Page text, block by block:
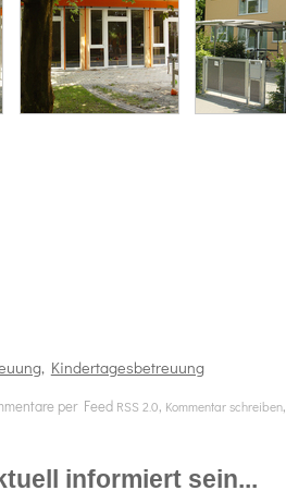
, Kindertagesbetreuung
per Feed RSS 2.0, Kommentar schreiben,
informiert sein...